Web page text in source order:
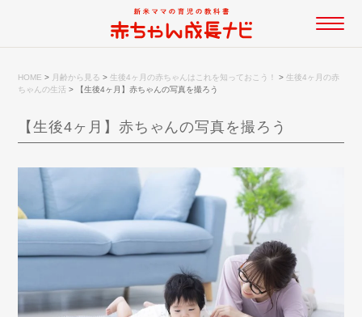
HOME > 月齢から見る >生後4ヶ月の赤ちゃんはこれを知っておこう！ >生後4ヶ月の赤
ちゃんの生活 > 【生後4ヶ月】赤ちゃんの写真を撮ろう
【生後4ヶ月】赤ちゃんの写真を撮ろう